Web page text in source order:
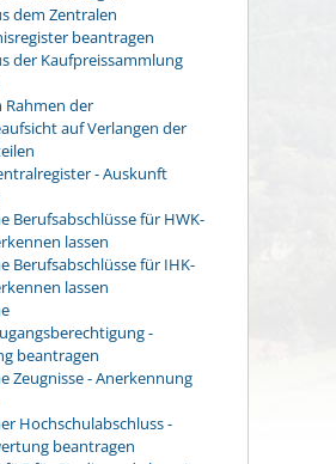
dem Zentralen
beantragen
der Kaufpreissammlung
der
auf Verlangen der
- Auskunft
Berufsabschlüsse für HWK-
lassen
Berufsabschlüsse für IHK-
lassen
-
beantragen
Zeugnisse - Anerkennung
Hochschulabschluss -
beantragen